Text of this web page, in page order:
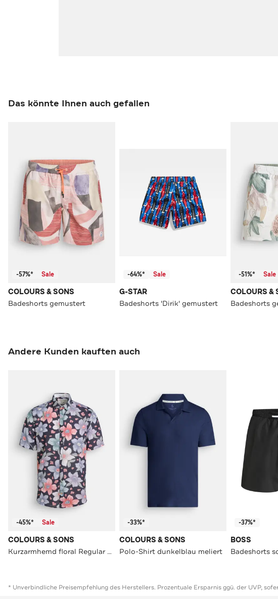
Das könnte Ihnen auch gefallen
-57%* Sale
COLOURS & SONS
Badeshorts gemustert
-64%* Sale
G-STAR
Badeshorts 'Dirik' gemustert
-51%* Sale
COLOURS &
Badeshorts
Andere Kunden kauften auch
-45%* Sale
COLOURS & SONS
Kurzarmhemd floral Regular Fit
-33%*
COLOURS & SONS
Polo-Shirt dunkelblau meliert
-37%*
BOSS
Badeshorts
* Unverbindliche Preisempfehlung des Herstellers. Prozentuale Ersparnis ggü. der UVP,